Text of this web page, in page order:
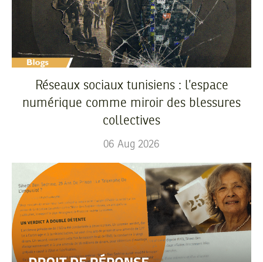
Réseaux sociaux tunisiens : l’espace
numérique comme miroir des blessures
collectives
06 Aug 2026